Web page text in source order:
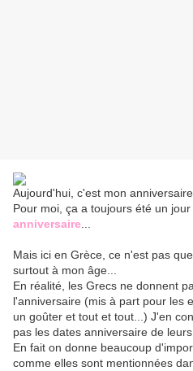
Aujourd'hui, c'est mon
Pour moi, ça a toujours été un
anniversaire
Mais ici en Grèce, ce n'est pas
surtout à mon âge...
En réalité, les Grecs ne donnent
l'anniversaire (mis à part pour les
un goûter et tout et tout...) J'en
pas les dates anniversaire de
En fait on donne beaucoup
comme elles sont mentionnées